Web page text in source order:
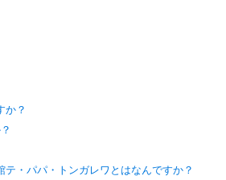
か？
・パパ・トンガレワとはなんですか？